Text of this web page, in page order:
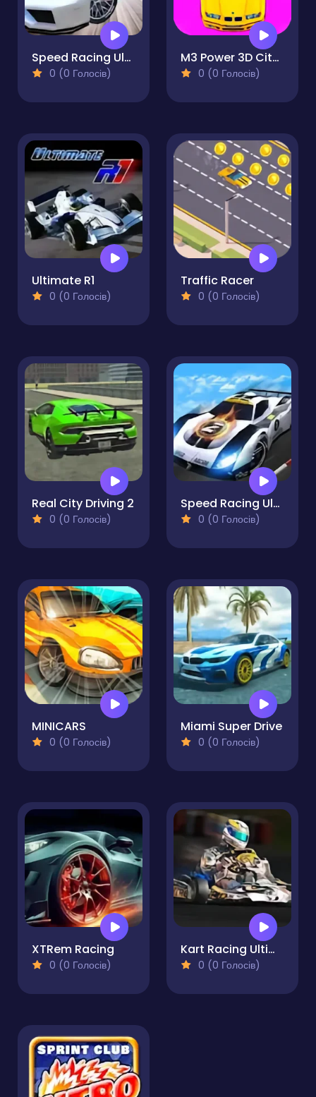
Speed Racing Ultimate 3
0 (0 Голосів)
M3 Power 3D City Racing
0 (0 Голосів)
Ultimate R1
0 (0 Голосів)
Traffic Racer
0 (0 Голосів)
Real City Driving 2
0 (0 Голосів)
Speed Racing Ultimate 2
0 (0 Голосів)
MINICARS
0 (0 Голосів)
Miami Super Drive
0 (0 Голосів)
XTRem Racing
0 (0 Голосів)
Kart Racing Ultimate
0 (0 Голосів)